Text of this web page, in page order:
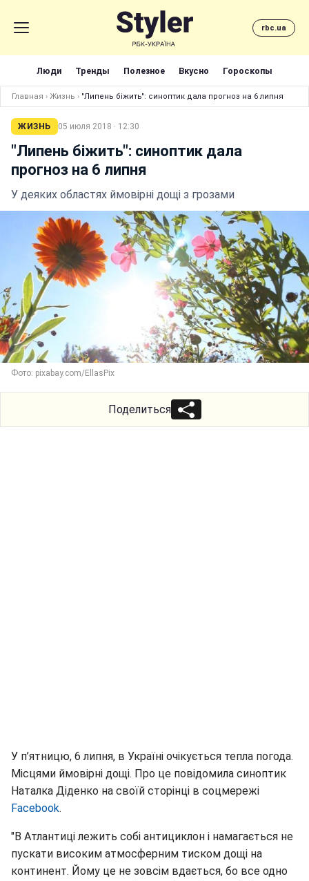
rbc.ua
Люди Тренды Полезное Вкусно Гороскопы
Главная › Жизнь › "Липень біжить": синоптик дала прогноз на 6 липня
ЖИЗНЬ 05 июля 2018 · 12:30
"Липень біжить": синоптик дала
прогноз на 6 липня
У деяких областях ймовірні дощі з грозами
Фото: pixabay.com/EllasPix
Поделиться
У п’ятницю, 6 липня, в Україні очікується тепла погода.
Місцями ймовірні дощі. Про це повідомила синоптик
Наталка Діденко на своїй сторінці в соцмережі
Facebook.
"В Атлантиці лежить собі антициклон і намагається не
пускати високим атмосферним тиском дощі на
континент. Йому це не зовсім вдається, бо все одно